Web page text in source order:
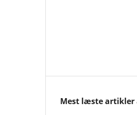
Mest læste artikler